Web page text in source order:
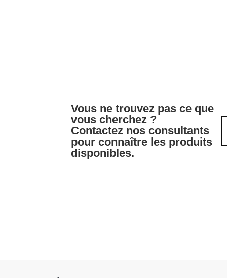
Vous ne trouvez pas ce que
vous cherchez ?
Contactez nos consultants
pour connaître les produits
disponibles.